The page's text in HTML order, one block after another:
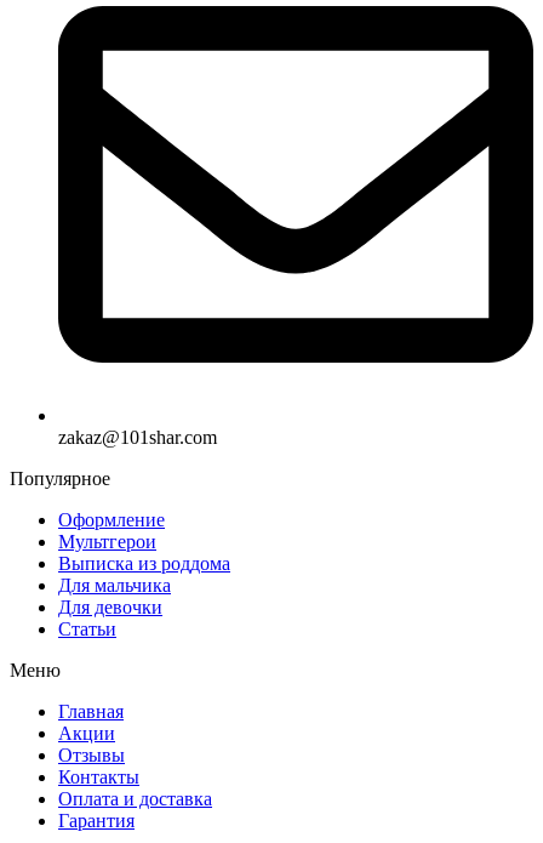
zakaz@101shar.com
Популярное
Оформление
Мультгерои
Выписка из роддома
Для мальчика
Для девочки
Статьи
Меню
Главная
Акции
Отзывы
Контакты
Оплата и доставка
Гарантия